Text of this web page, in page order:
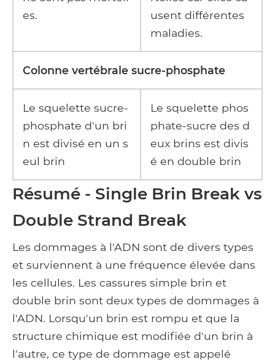
es.
usent différentes
maladies.
Colonne vertébrale sucre-phosphate
Le squelette sucre-
phosphate d'un bri
n est divisé en un s
eul brin
Le squelette phos
phate-sucre des d
eux brins est divis
é en double brin
Résumé - Single Brin Break vs
Double Strand Break
Les dommages à l'ADN sont de divers types
et surviennent à une fréquence élevée dans
les cellules. Les cassures simple brin et
double brin sont deux types de dommages à
l'ADN. Lorsqu'un brin est rompu et que la
structure chimique est modifiée d'un brin à
l'autre, ce type de dommage est appelé